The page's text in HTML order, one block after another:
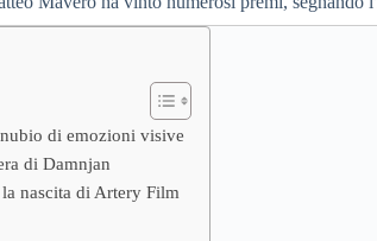
di emozioni visive
di Damnjan
nascita di Artery Film